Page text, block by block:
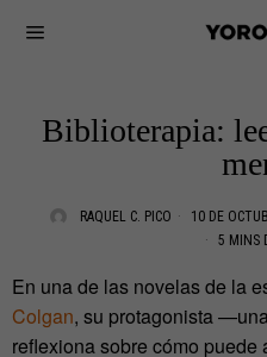
Biblioterapia:
RAQUEL C. PICO 10 DE
5 MINS
En una de las novelas de la
Colgan, su protagonista
reflexiona sobre cómo